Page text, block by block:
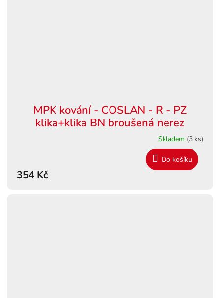
MPK kování - COSLAN - R - PZ
klika+klika BN broušená nerez
Skladem (3 ks)
354 Kč
Do košíku